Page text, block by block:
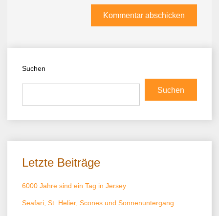
Suchen
Suchen
Letzte Beiträge
6000 Jahre sind ein Tag in Jersey
Seafari, St. Helier, Scones und Sonnenuntergang